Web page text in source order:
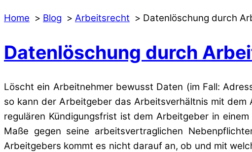
Home Blog Arbeitsrecht Datenlöschung durch
Datenlöschung durch
Löscht ein Arbeitnehmer bewusst Daten (im Fall:
so kann der Arbeitgeber das Arbeitsverhältnis mit
regulären Kündigungsfrist ist dem Arbeitgeber in
Maße gegen seine arbeitsvertraglichen
Arbeitgebers kommt es nicht darauf an, ob und mit